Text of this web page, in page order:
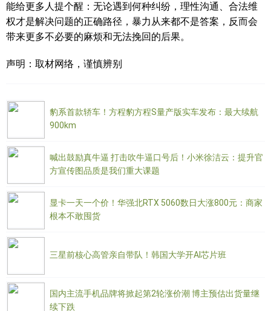
能给更多人提个醒：无论遇到何种纠纷，理性沟通、合法维
权才是解决问题的正确路径，暴力从来都不是答案，反而会
带来更多不必要的麻烦和无法挽回的后果。
声明：取材网络，谨慎辨别
豹系首款轿车！方程豹方程S量产版实车发布：最大续航
900km
喊出鼓励真牛逼 打击吹牛逼口号后！小米徐洁云：提升官
方宣传图品质是我们重大课题
显卡一天一个价！华强北RTX 5060数日大涨800元：商家
根本不敢囤货
三星前核心高管亲自带队！韩国大学开AI芯片班
国内主流手机品牌将掀起第2轮涨价潮 博主预估出货量继
续下跌